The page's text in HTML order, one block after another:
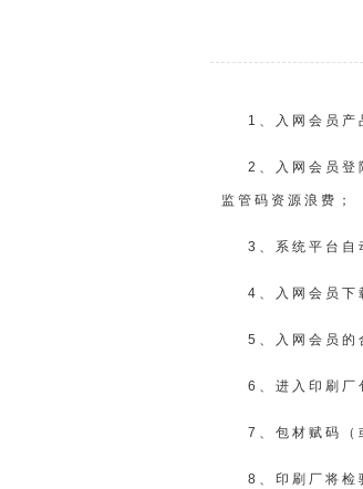
1、入网会员产
2、入网会员登
监管码资源浪费；
3、系统平台自
4、入网会员下
5、入网会员的
6、进入印刷厂
7、包材赋码（
8、印刷厂将检